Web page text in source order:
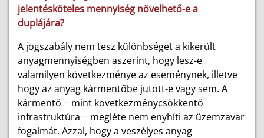
jelentésköteles mennyiség növelhető-e a
duplájára?
A jogszabály nem tesz különbséget a kikerült
anyagmennyiségben aszerint, hogy lesz-e
valamilyen következménye az eseménynek, illetve
hogy az anyag kármentőbe jutott-e vagy sem. A
kármentő − mint következménycsökkentő
infrastruktúra − megléte nem enyhíti az üzemzavar
fogalmát. Azzal, hogy a veszélyes anyag